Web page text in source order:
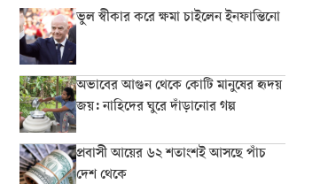
ভুল স্বীকার করে ক্ষমা চাইলেন ইনফান্তিনো
অভাবের আগুন থেকে কোটি মানুষের হৃদয়
জয়: নাহিদের ঘুরে দাঁড়ানোর গল্প
প্রবাসী আয়ের ৬২ শতাংশই আসছে পাঁচ
দেশ থেকে